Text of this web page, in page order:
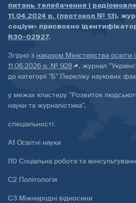
питань телебачення і
11.04.2024 р. (протокол № 13),
соціум» присвоєно
R30-02927.
Згідно з наказом Міністерства освіти
11.06.2026 р. № 928
, журнал
до категорії “Б” Переліку наукових
у межах кластеру “Розвиток
науки та журналістика”,
спеціальності:
А1 Освітні науки
І10 Соціальна робота та
С2 Політологія
С3 Міжнародні відносини